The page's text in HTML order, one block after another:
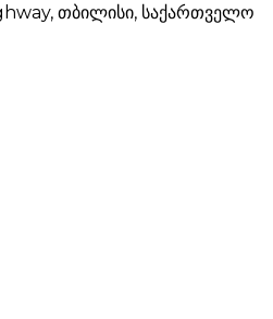
თბილისი, საქართველო